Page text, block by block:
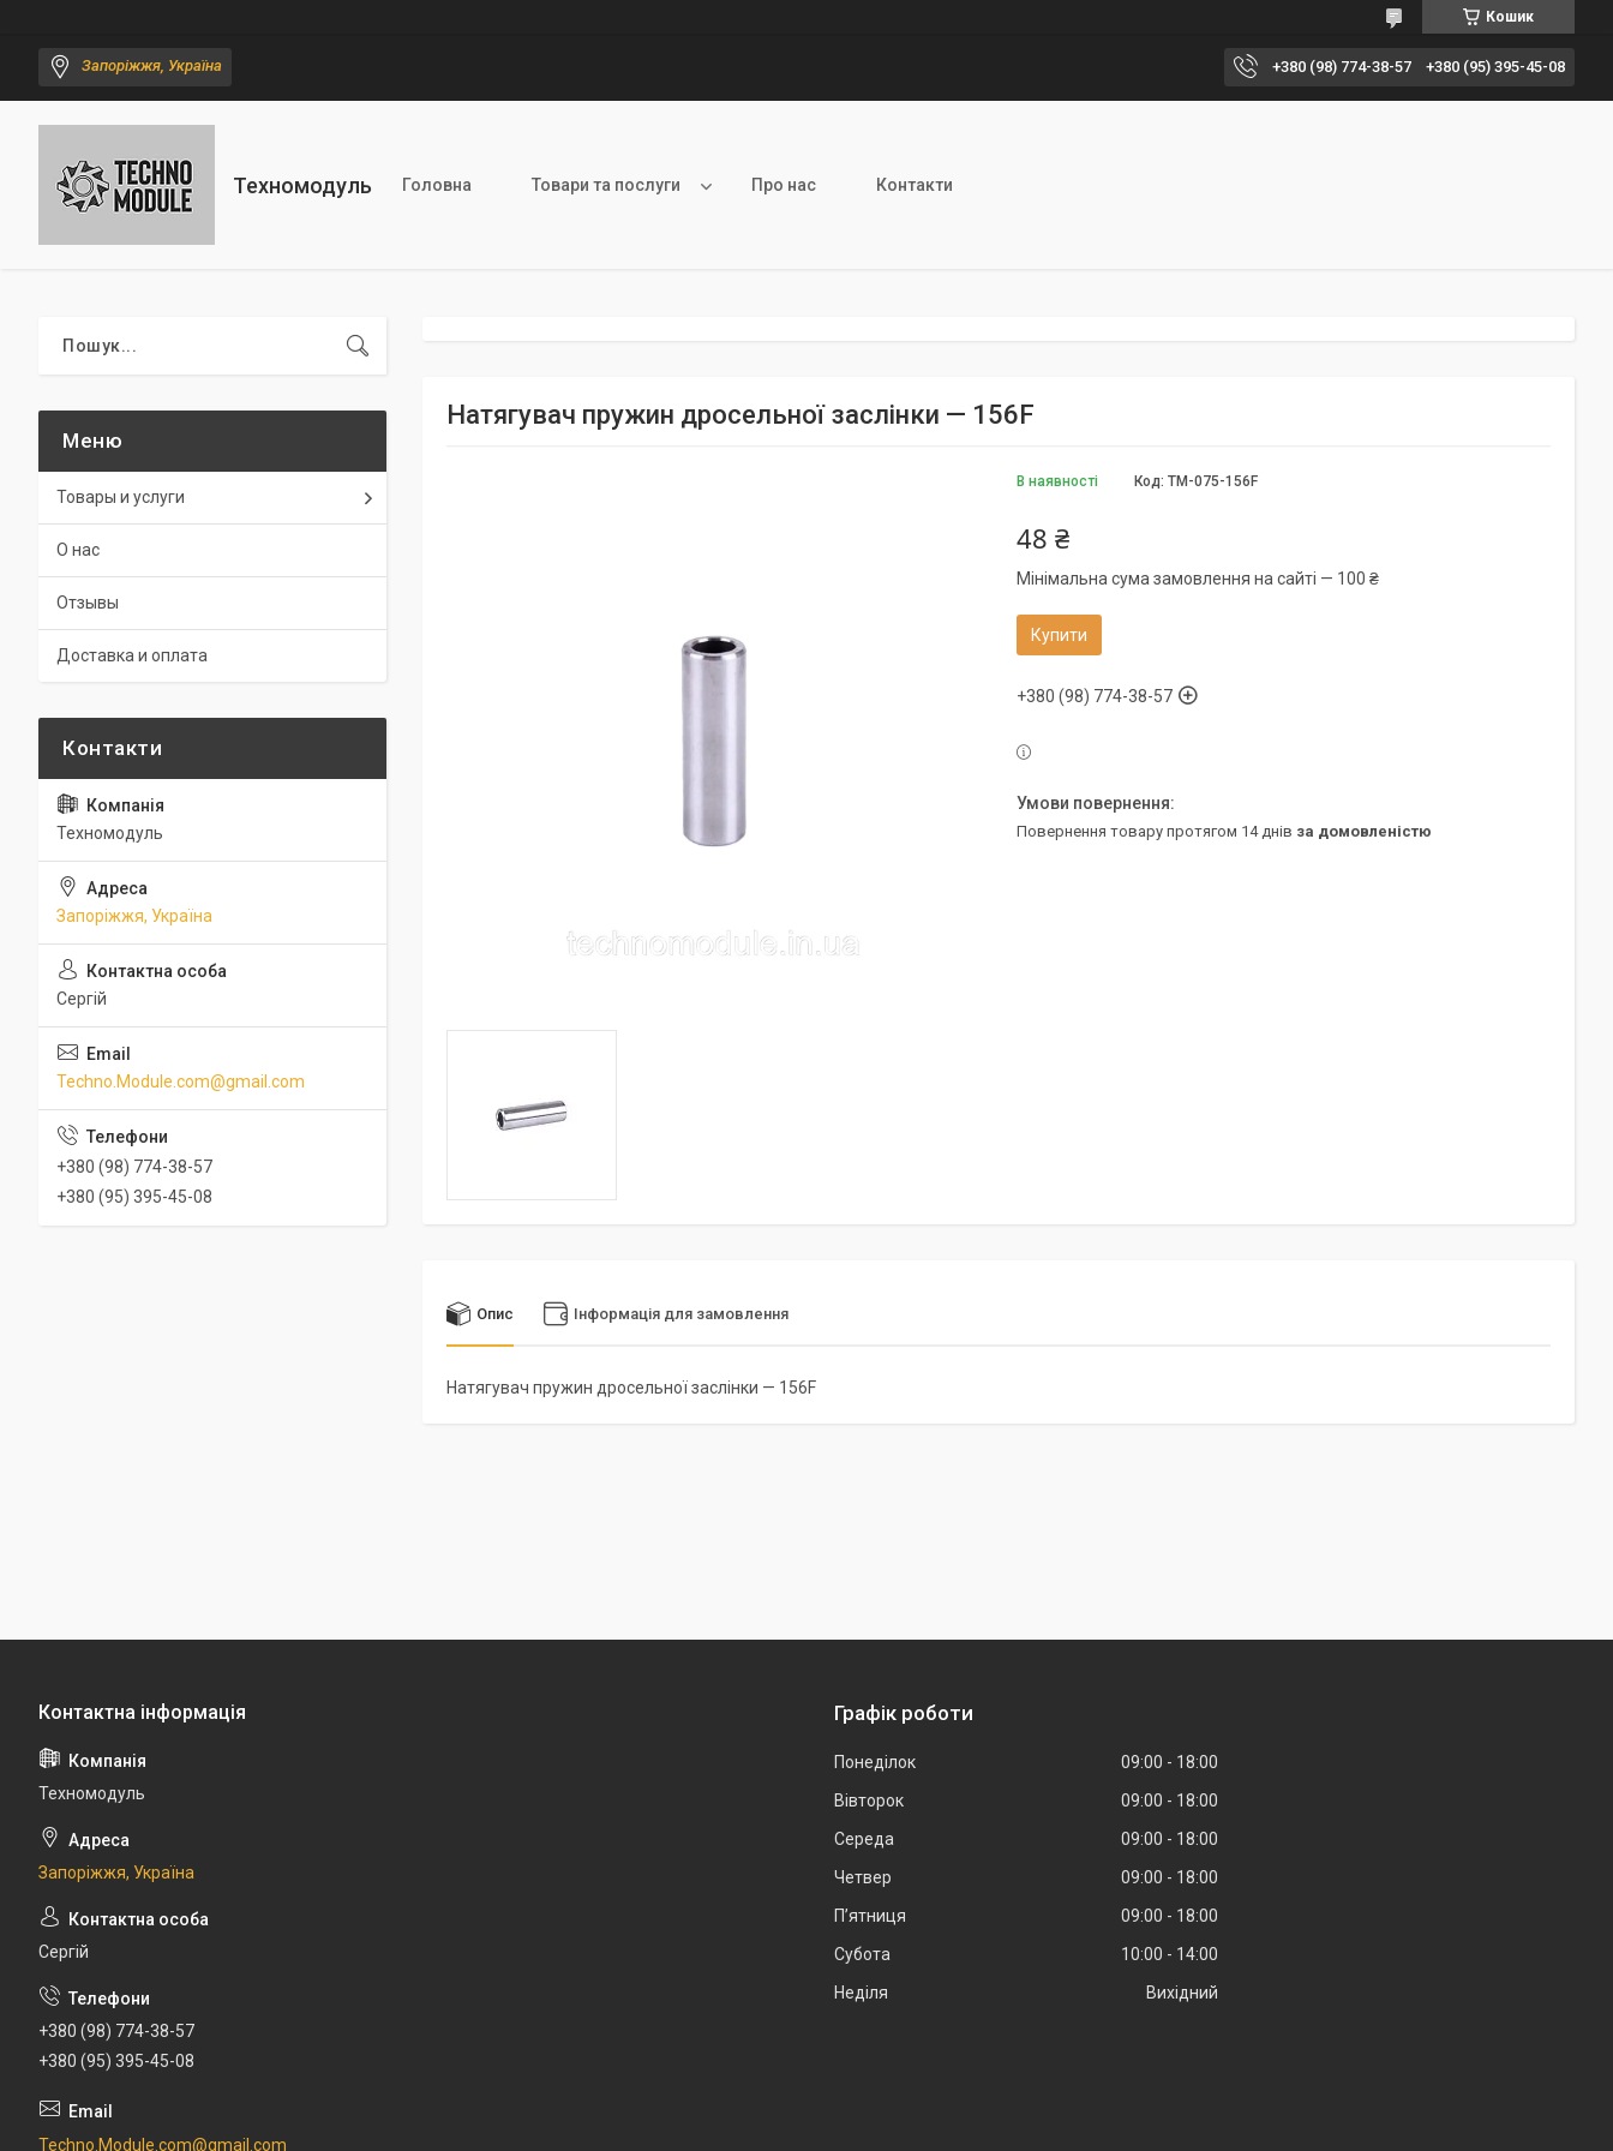
Кошик
Запоріжжя, Україна +380 (98) 774-38-57 +380 (95) 395-45-08
Техномодуль Головна Товари та послуги Про нас Контакти
Натягувач пружин дросельної заслінки — 156F
В наявності Код: TM-075-156F
48 ₴
Мінімальна сума замовлення на сайті — 100 ₴
Купити
+380 (98) 774-38-57
повернення товару протягом 14 днів за домовленістю
Опис Інформація для замовлення
Натягувач пружин дросельної заслінки — 156F
Товары и услуги
О нас
Отзывы
Доставка и оплата
Техномодуль
Запоріжжя, Україна
Сергій
Techno.Module.com@gmail.com
+380 (98) 774-38-57
+380 (95) 395-45-08
Техномодуль
Запоріжжя, Україна
Сергій
+380 (98) 774-38-57
+380 (95) 395-45-08
Techno.Module.com@gmail.com
Графік роботи
Понеділок 09:00
18:00
Вівторок
09:00
18:00
Середа
09:00
18:00
Четвер
09:00
18:00
Пʼятниця
09:00
18:00
Субота
10:00
14:00
Неділя
Вихідний